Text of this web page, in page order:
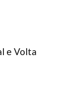
e Volta